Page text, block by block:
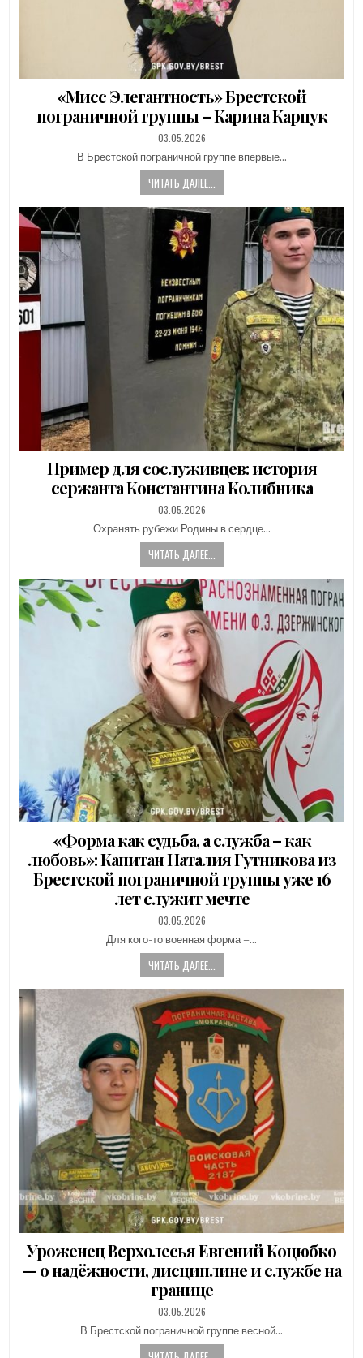
«Мисс Элегантность» Брестской
пограничной группы – Карина Карпук
PUBLISHED
03.05.2026
В Брестской пограничной группе впервые…
ЧИТАТЬ ДАЛЕЕ...
Пример для сослуживцев: история
сержанта Константина Колибника
PUBLISHED
DATE:
03.05.2026
Охранять рубежи Родины в сердце…
ЧИТАТЬ ДАЛЕЕ...
«Форма как судьба, а служба – как
любовь»: Капитан Наталия Гутникова из
Брестской пограничной группы уже 16
лет служит мечте
PUBLISHED
DATE:
03.05.2026
Для кого-то военная форма –…
ЧИТАТЬ ДАЛЕЕ...
Уроженец Верхолесья Евгений Коцюбко
— о надёжности, дисциплине и службе на
границе
PUBLISHED
DATE:
03.05.2026
В Брестской пограничной группе весной…